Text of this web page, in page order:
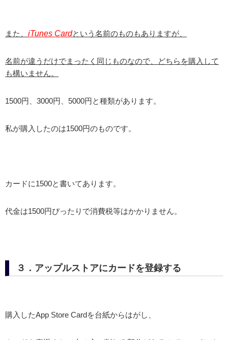
また、 iTunes Cardという名前のものもありますが、
名前が違うだけでまったく同じものなので、どちらを購入して
も構いません。
1500円、3000円、5000円と種類があります。
私が購入したのは1500円のものです。
カードに1500と書いてあります。
代金は1500円ぴったりで消費税等はかかりません。
３．アップルストアにカードを登録する
購入したApp Store Cardを台紙からはがし、